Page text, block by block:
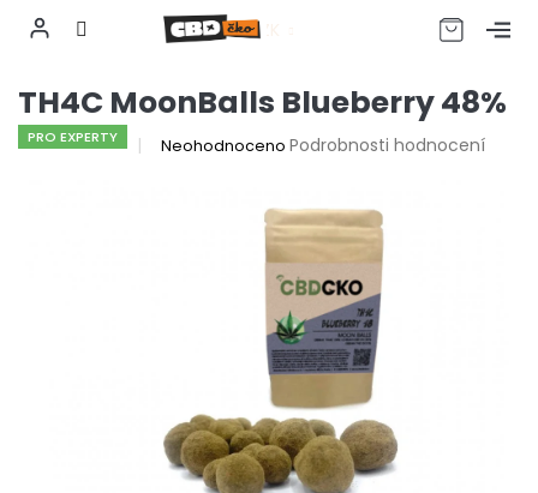
na
obsah
CZK
TH4C MoonBalls Blueberry 48%
PRO EXPERTY
Průměrné
Neohodnoceno Podrobnosti hodnocení